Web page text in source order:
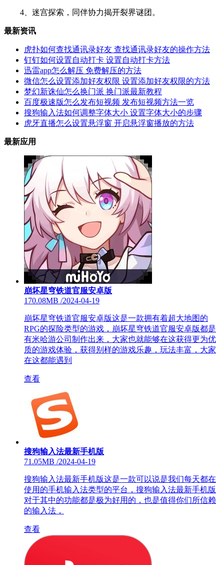
4、迷宫探索，同伴协力揭开裂界谜团。
最新资讯
虎扑如何查找通讯录好友 查找通讯录好友的操作方法
钉钉如何设置自动打卡 设置自动打卡方法
迅雷app怎么解压 免费解压的方法
微信怎么设置添加好友权限 设置添加好友权限的方法
梦幻新诛仙怎么换门派 换门派最新教程
百度极速版怎么发布短视频 发布短视频方法一览
搜狗输入法如何调整字体大小 设置字体大小的步骤
虎牙直播怎么设置悬浮窗 开启悬浮窗播放的方法
最新应用
崩坏星穹铁道官服安卓版
170.08MB /2024-04-19
崩坏星穹铁道官服安卓版这是一款拥有着超大地图的
RPG的探险类型的游戏，崩坏星穹铁道官服安卓版都是
有米哈游公司制作出来，大家也就能够在这获得更为优
质的游戏体验，获得别样的游戏乐趣，玩法丰富，大家
在这都能遇到
查看
搜狗输入法最新手机版
71.05MB /2024-04-19
搜狗输入法最新手机版这是一款可以说是我们每天都在
使用的手机输入法类型的平台，搜狗输入法最新手机版
对于其中的功能都是极为好用的，也是值得你们所信赖
的输入法，
查看